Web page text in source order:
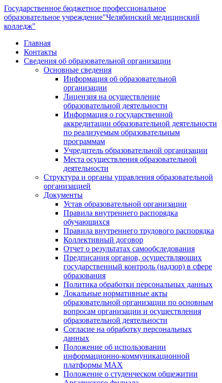
Государственное бюджетное профессиональное
образовательное учреждение"Челябинский медицинский
колледж"
Главная
Контакты
Сведения об образовательной организации
Основные сведения
Информация об образовательной
организации
Лицензия на осуществление
образовательной деятельности
Информация о государственной
аккредитации образовательной деятельности
по реализуемым образовательным
программам
Учредитель образовательной организации
Места осуществления образовательной
деятельности
Структура и органы управления образовательной
организацией
Документы
Устав образовательной организации
Правила внутреннего распорядка
обучающихся
Правила внутреннего трудового распорядка
Коллективный договор
Отчет о результатах самообследования
Предписания органов, осуществляющих
государственный контроль (надзор) в сфере
образования
Политика обработки персональных данных
Локальные нормативные акты
образовательной организации по основным
вопросам организации и осуществления
образовательной деятельности
Согласие на обработку персональных
данных
Положение об использовании
информационно-коммуникационной
платформы MAX
Положение о студенческом общежитии